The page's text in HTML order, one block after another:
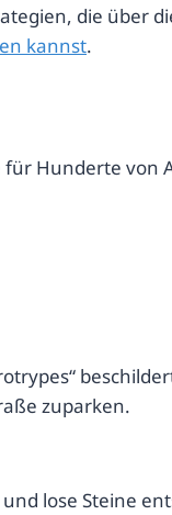
die über
kannst.
Hunderte von
zuparken.
lose Steine